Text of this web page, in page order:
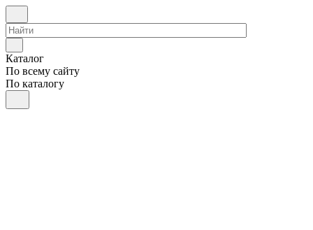
Каталог
По всему сайту
По каталогу